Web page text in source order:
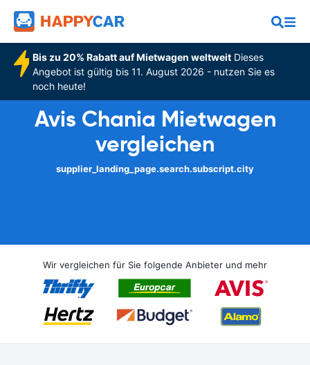
Bis zu 20% Rabatt auf Mietwagen weltweitDieses
Angebot ist gültig bis 11. August 2026 - nutzen Sie es
noch heute!
Avis Chania Mietwagen
vergleichen
supplier_landing_page.search.subscript.city
Wir vergleichen für Sie folgende Anbieter und mehr